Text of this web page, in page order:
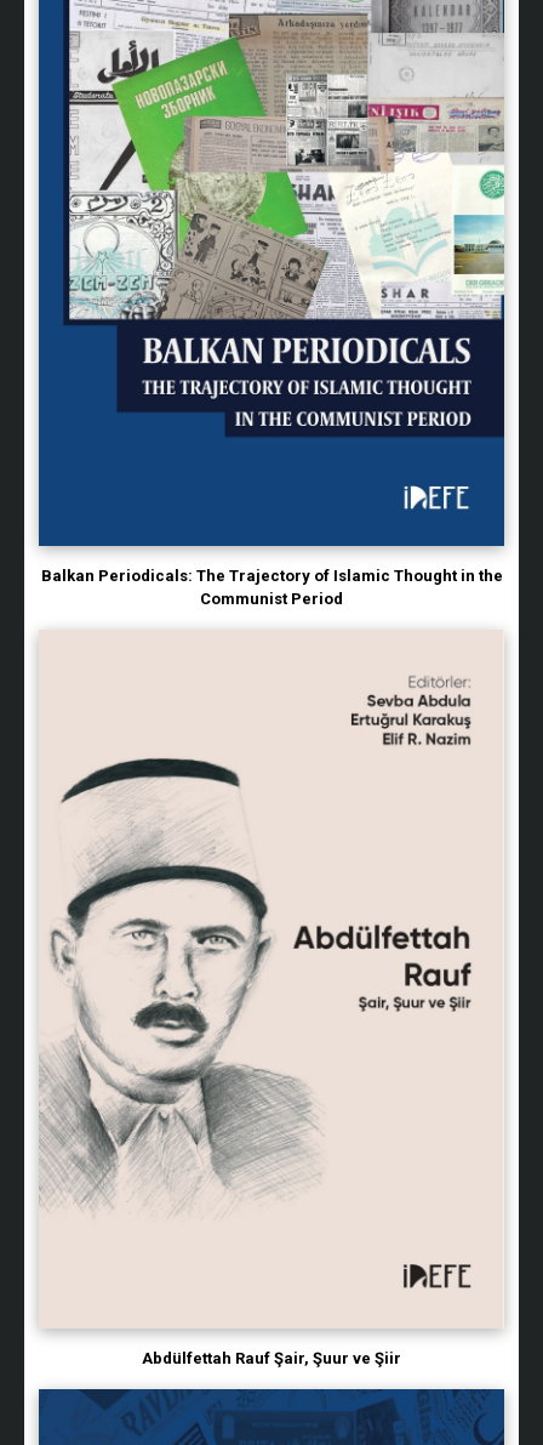
Balkan Periodicals: The Trajectory of Islamic Thought in the
Communist Period
Abdülfettah Rauf Şair, Şuur ve Şiir